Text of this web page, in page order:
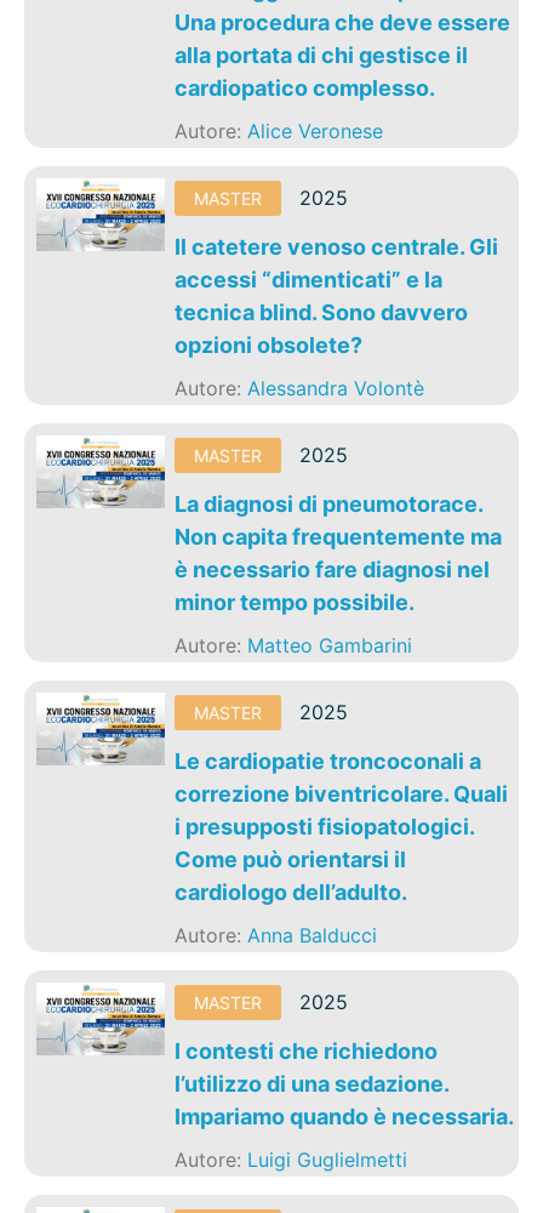
Una procedura che deve essere
alla portata di chi gestisce il
cardiopatico complesso.
Autore:Alice Veronese
MASTER 2025
Il catetere venoso centrale. Gli
accessi “dimenticati” e la
tecnica blind. Sono davvero
opzioni obsolete?
Autore:Alessandra Volontè
MASTER 2025
La diagnosi di pneumotorace.
Non capita frequentemente ma
è necessario fare diagnosi nel
minor tempo possibile.
Autore: Matteo Gambarini
MASTER 2025
Le cardiopatie troncoconali a
correzione biventricolare. Quali
i presupposti fisiopatologici.
Come può orientarsi il
cardiologo dell’adulto.
Autore:Anna Balducci
MASTER 2025
I contesti che richiedono
l’utilizzo di una sedazione.
Impariamo quando è necessaria.
Autore: Luigi Guglielmetti